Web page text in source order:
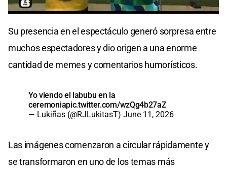
Su presencia en el espectáculo generó sorpresa entre
muchos espectadores y dio origen a una enorme
cantidad de memes y comentarios humorísticos.
Yo viendo el labubu en la
ceremoniapic.twitter.com/wzQg4b27aZ
— Lukiñas (@RJLukitasT) June 11, 2026
Las imágenes comenzaron a circular rápidamente y
se transformaron en uno de los temas más